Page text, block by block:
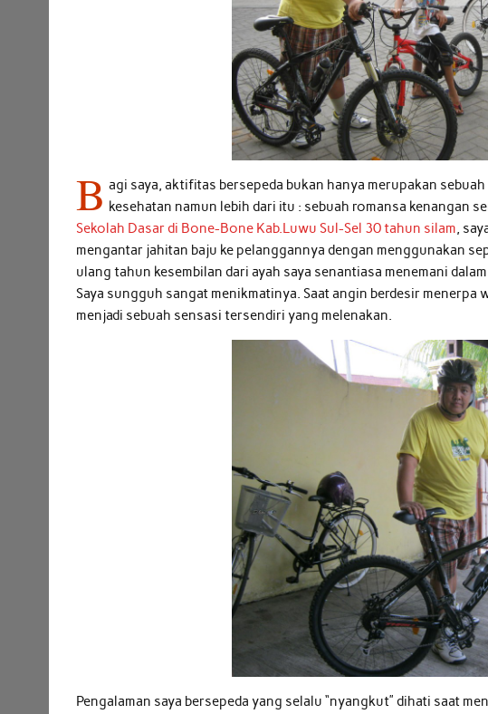
B agi saya, aktifitas bersepeda bukan hanya merupakan
kesehatan namun lebih dari itu : sebuah romansa kenangan
Sekolah Dasar di Bone-Bone Kab.Luwu Sul-Sel 30 tahun silam,
mengantar jahitan baju ke pelanggannya dengan menggunakan
ulang tahun kesembilan dari ayah saya senantiasa menemani
Saya sungguh sangat menikmatinya. Saat angin berdesir
menjadi sebuah sensasi tersendiri yang melenakan.
Pengalaman saya bersepeda yang selalu “nyangkut” dihati saat